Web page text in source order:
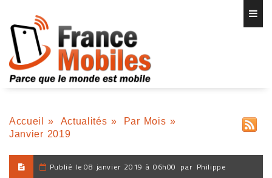
Accueil » Actualités » Par Mois »
Janvier 2019
Publié le 08 janvier 2019 à 06h00 par Philippe